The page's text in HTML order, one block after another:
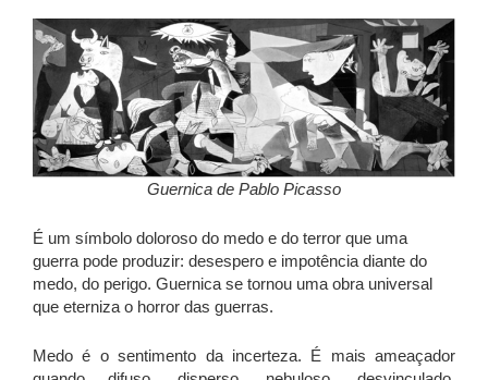
Guernica de Pablo Picasso
É um símbolo doloroso do medo e do terror que uma
guerra pode produzir: desespero e impotência diante do
medo, do perigo. Guernica se tornou uma obra universal
que eterniza o horror das guerras.
Medo é o sentimento da incerteza. É mais ameaçador